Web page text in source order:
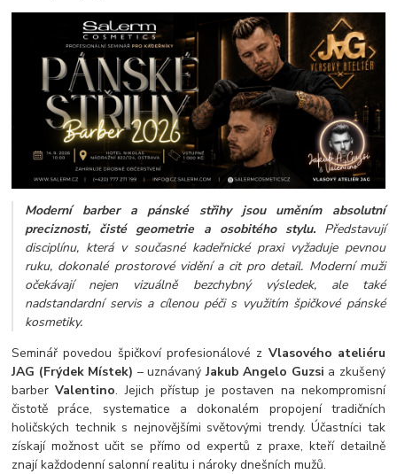
Moderní barber a pánské střihy jsou uměním absolutní
preciznosti, čisté geometrie a osobitého stylu.Představují
disciplínu, která v současné kadeřnické praxi vyžaduje pevnou
ruku, dokonalé prostorové vidění a cit pro detail. Moderní muži
očekávají nejen vizuálně bezchybný výsledek, ale také
nadstandardní servis a cílenou péči s využitím špičkové pánské
kosmetiky.
Seminář povedou špičkoví profesionálové z Vlasového ateliéru
JAG (Frýdek Místek) – uznávanýJakub Angelo Guzsi a zkušený
barberValentino. Jejich přístup je postaven na nekompromisní
čistotě práce, systematice a dokonalém propojení tradičních
holičských technik s nejnovějšími světovými trendy. Účastníci tak
získají možnost učit se přímo od expertů z praxe, kteří detailně
znají každodenní salonní realitu i nároky dnešních mužů.